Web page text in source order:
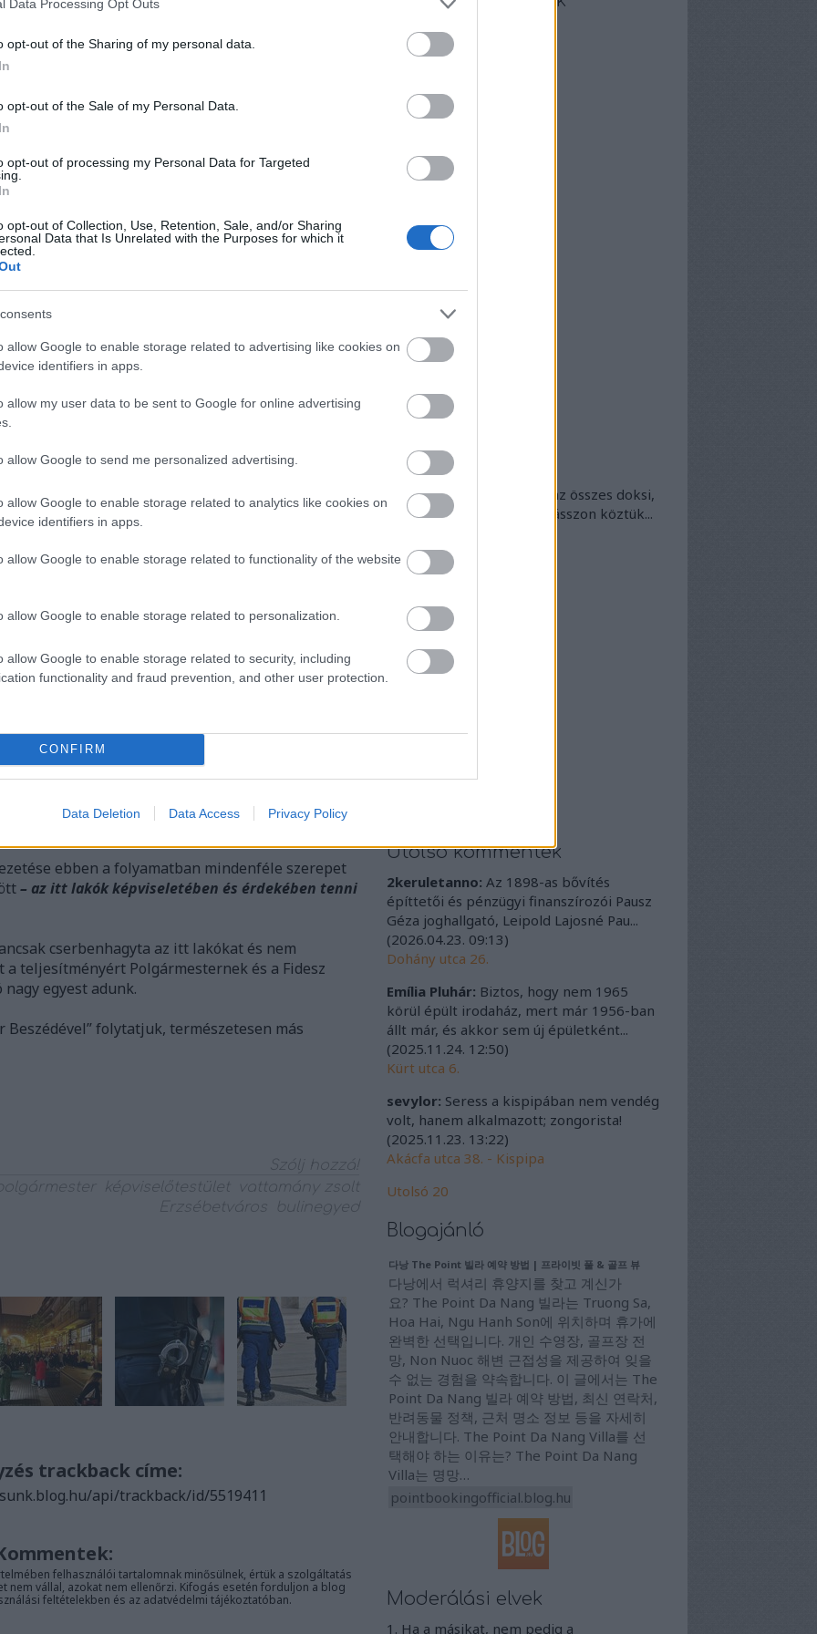
Data Processing Opt Outs
opt-out of the Sharing of my personal data.
opt-out of the Sale of my Personal Data.
opt-out of processing my Personal Data for Targeted
opt-out of Collection, Use, Retention, Sale, and/or Sharing
Data that Is Unrelated with the Purposes for which it
allow Google to enable storage related to advertising like cookies on
identifiers in apps.
allow my user data to be sent to Google for online advertising
allow Google to send me personalized advertising.
allow Google to enable storage related to analytics like cookies on
identifiers in apps.
allow Google to enable storage related to functionality of the website
allow Google to enable storage related to personalization.
allow Google to enable storage related to security, including
functionality and fraud prevention, and other user protection.
CONFIRM
Data Deletion Data Access Privacy Policy
éjszakai nyugalma. A kerület
éjféltől már lehet pihenni, mert ott éjfél után
Azért elgondolkodtató, hogy mitől ér
nyugalma a másik felén lakóétól. Talán
Vattamány polgármester úrtól a szavazók.
mert akkor meg kell magyarázni a
erre a kérdéshalmazra rendszeresen egyest
erre engednek következtetni azon kevesek
és bejutnak ezekre a közmeghallgatásokra. Ez
másik epizódban lesz kifejtve.
"Polgármester Beszédét” és ne felejtsük, hogy
bevonásával elkészítendő, következetes és
A világ számos helyén vannak erre
ezt itt is meg lehet valósítani. A most
a folyamatban vezető szerepet kell
szabályozással el kell érnie, hogy a
viszonya zökkenőmentes legyen a
vagyok a probléma megoldása iránt.
semmi sem valósult meg belőle.
zavarja semmi, mert tudjuk, hogy Óbudán van
s mikor leszön jó Budában lakásom!” – sírt fel
Én örülök persze, hogy a kerület első embere jól
így nehéz elköteleződni a probléma megoldása
itt laktak a kerületben, tudták mit éreznek,
van csak nyugalom és probléma megoldás
nem érdekli őket. Bármelyik is igaz ebből, mi
Az érintett lakók pontosan tudják, hogy át lettek
és szigorú szabályozás!
ebben a folyamatban mindenféle szerepet
– az itt lakók képviseletében és érdekében tenni
cserbenhagyta az itt lakókat és nem
teljesítményért Polgármesternek és a Fidesz
egyest adunk.
folytatjuk, természetesen más
Szólj hozzá!
képviselőtestület
vattamány zsolt
Erzsébetváros
bulinegyed
trackback címe:
api/trackback/id/5519411
felhasználói tartalomnak minősülnek, értük a szolgáltatás
nem vállal, azokat nem ellenőrzi. Kifogás esetén forduljon a blog
feltételekben és az adatvédelmi tájékoztatóban.
...nekünk írták
Amier
Demeter Tamás
Devosa és Kispál
Fügedi Ubul
Gergely és Kispál
Hunvald György
Hunwald György
Marosán Bence
Németh Gábor
Szilágyi Attila
Dokumentumtár
Dokumentumok
Itt egyben található meg az összes doksi,
akinek van kedve - bogarásszon köztük...
Archívum
2025 április
2025 március
2025 január
2024 december
2024 szeptember
2024 július (5)
Utolsó kommentek
2keruletanno: Az 1898-as bővítés
építtetői és pénzügyi finanszírozói Pausz
Géza joghallgató, Leipold Lajosné Pau...
(2026.04.23. 09:13)
Dohány utca 26.
Emília Pluhár: Biztos, hogy nem 1965
körül épült irodaház, mert már 1956-ban
állt már, és akkor sem új épületként...
(2025.11.24. 12:50)
Kürt utca 6.
sevylor: Seress a kispipában nem vendég
volt, hanem alkalmazott; zongorista!
(2025.11.23. 13:22)
Akácfa utca 38. - Kispipa
Utolsó 20
Blogajánló
다낭 The Point 빌라 예약 방법 | 프라이빗 풀 & 골프 뷰
다낭에서 럭셔리 휴양지를 찾고 계신가
요? The Point Da Nang 빌라는 Truong Sa,
Hoa Hai, Ngu Hanh Son에 위치하며 휴가에
완벽한 선택입니다. 개인 수영장, 골프장 전
망, Non Nuoc 해변 근접성을 제공하여 잊을
수 없는 경험을 약속합니다. 이 글에서는 The
Point Da Nang 빌라 예약 방법, 최신 연락처,
반려동물 정책, 근처 명소 정보 등을 자세히
안내합니다. The Point Da Nang Villa를 선
택해야 하는 이유는? The Point Da Nang
Villa는 명망…
pointbookingofficial.blog.hu
Moderálási elvek
1. Ha a másikat, nem pedig a